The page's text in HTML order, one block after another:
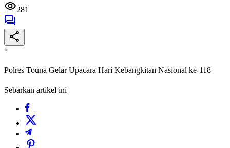
281
×
Polres Touna Gelar Upacara Hari Kebangkitan Nasional ke-118
Sebarkan artikel ini